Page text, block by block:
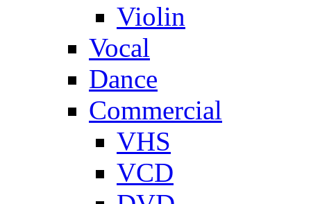
Violin
Vocal
Dance
Commercial
VHS
VCD